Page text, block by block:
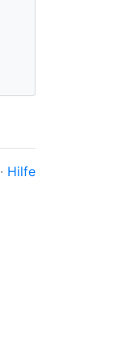
· Hilfe